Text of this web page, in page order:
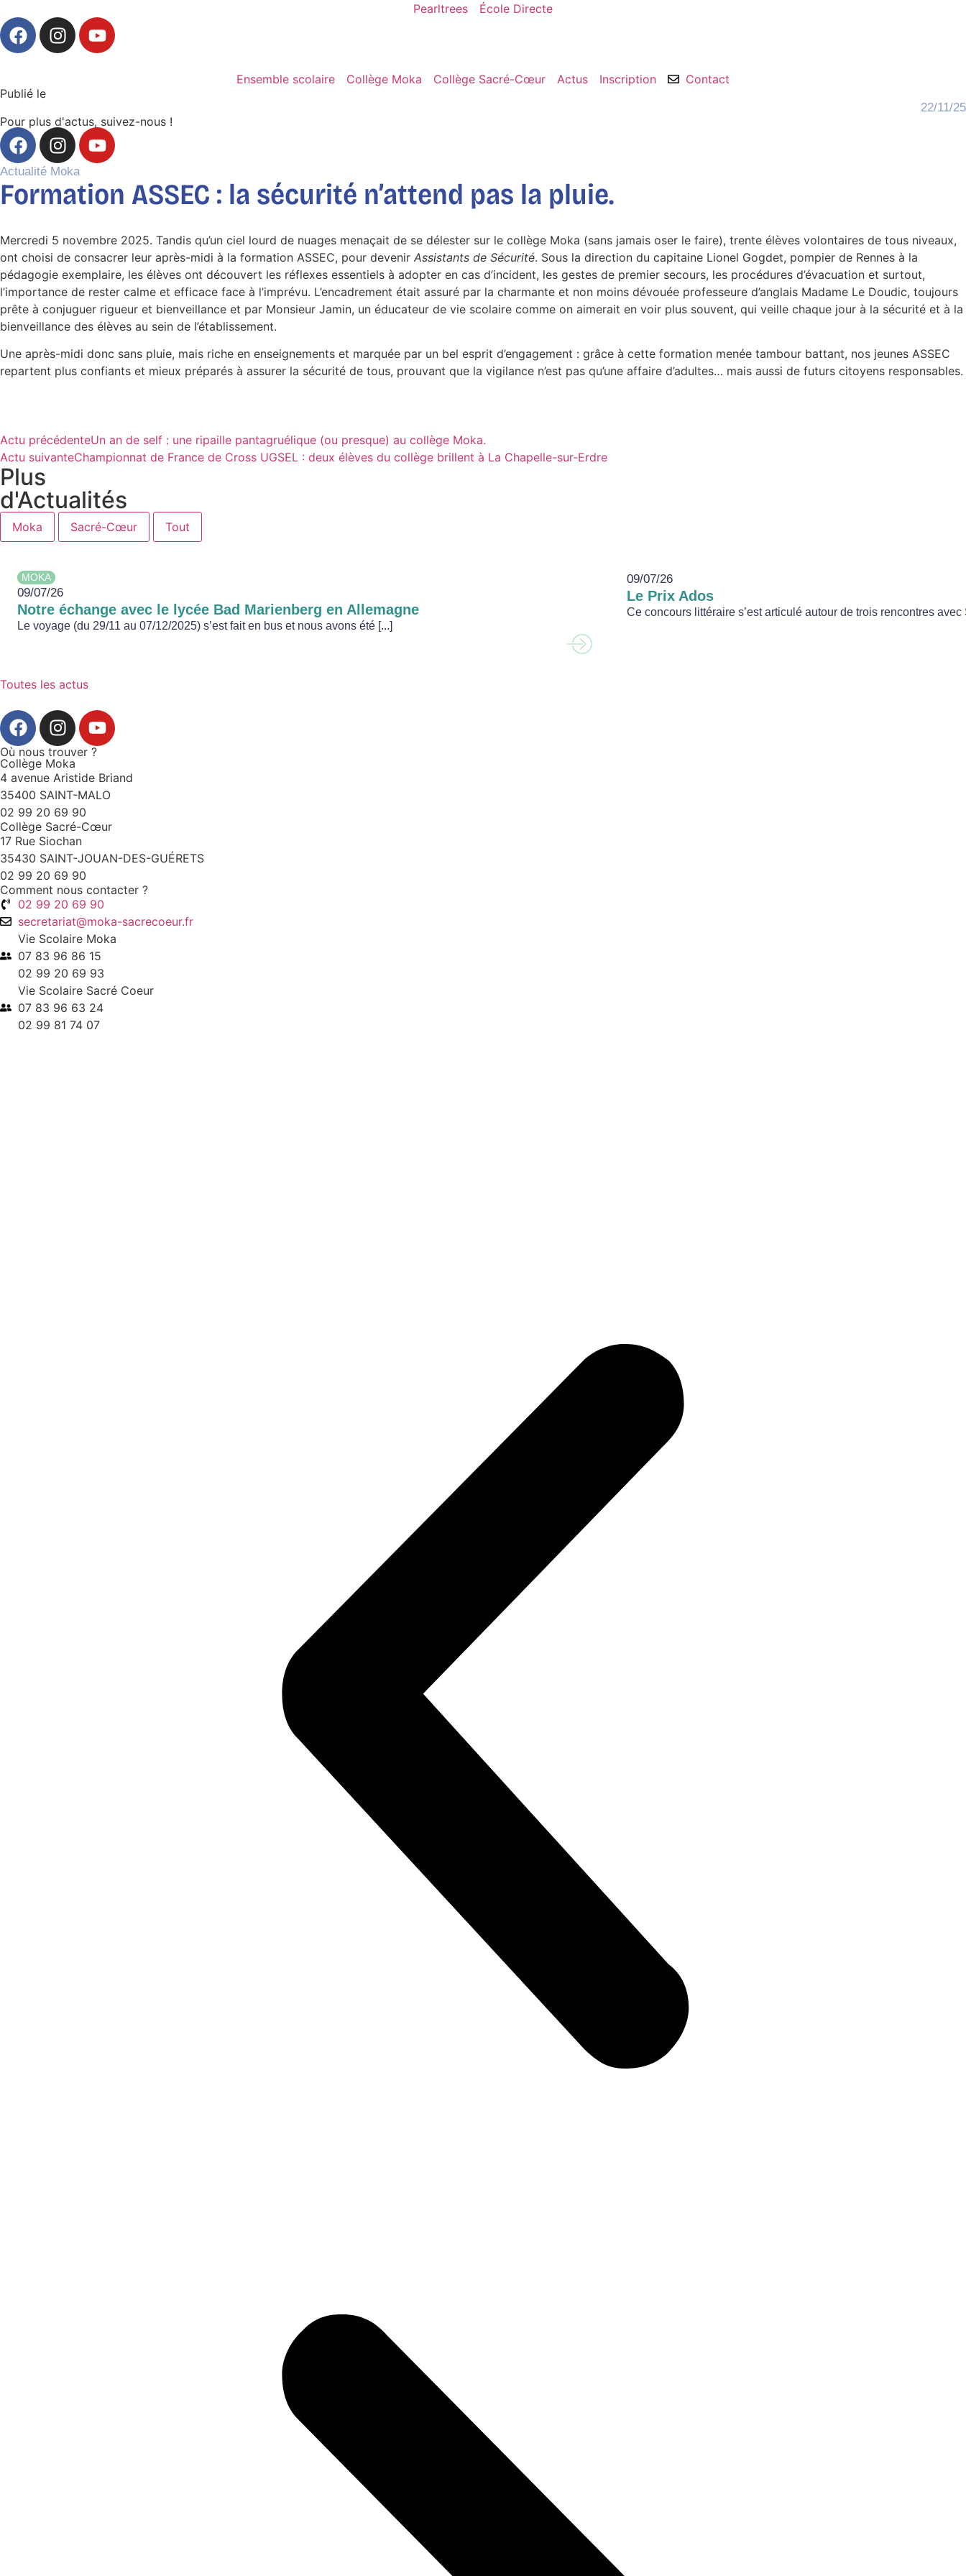
Pearltrees École Directe
Ensemble scolaire Collège Moka Collège Sacré-Cœur Actus Inscription
Contact
Publié le
22/11/25
Pour plus d'actus, suivez-nous !
Actualité Moka
Formation ASSEC : la sécurité n’attend pas la pluie.
Mercredi 5 novembre 2025. Tandis qu’un ciel lourd de nuages menaçait de se délester sur le collège Moka (sans jamais oser le faire), trente élèves volontaires de tous niveaux,
ont choisi de consacrer leur après-midi à la formation ASSEC, pour devenir Assistants de Sécurité. Sous la direction du capitaine Lionel Gogdet, pompier de Rennes à la
pédagogie exemplaire, les élèves ont découvert les réflexes essentiels à adopter en cas d’incident, les gestes de premier secours, les procédures d’évacuation et surtout,
l’importance de rester calme et efficace face à l’imprévu. L’encadrement était assuré par la charmante et non moins dévouée professeure d’anglais Madame Le Doudic, toujours
prête à conjuguer rigueur et bienveillance et par Monsieur Jamin, un éducateur de vie scolaire comme on aimerait en voir plus souvent, qui veille chaque jour à la sécurité et à la
bienveillance des élèves au sein de l’établissement.
Une après-midi donc sans pluie, mais riche en enseignements et marquée par un bel esprit d’engagement : grâce à cette formation menée tambour battant, nos jeunes ASSEC
repartent plus confiants et mieux préparés à assurer la sécurité de tous, prouvant que la vigilance n’est pas qu’une affaire d’adultes… mais aussi de futurs citoyens responsables.
Actu précédenteUn an de self : une ripaille pantagruélique (ou presque) au collège Moka.
Actu suivanteChampionnat de France de Cross UGSEL : deux élèves du collège brillent à La Chapelle-sur-Erdre
Plus
d'Actualités
Moka Sacré-Cœur Tout
MOKA
09/07/26
Notre échange avec le lycée Bad Marienberg en Allemagne
Le voyage (du 29/11 au 07/12/2025) s’est fait en bus et nous avons été [...]
09/07/26
Le Prix Ados
Ce concours littéraire s’est articulé autour de trois rencontres
Toutes les actus
Où nous trouver ?
Collège Moka
4 avenue Aristide Briand
35400 SAINT-MALO
02 99 20 69 90
Collège Sacré-Cœur
17 Rue Siochan
35430 SAINT-JOUAN-DES-GUÉRETS
02 99 20 69 90
Comment nous contacter ?
02 99 20 69 90
secretariat@moka-sacrecoeur.fr
Vie Scolaire Moka
07 83 96 86 15
02 99 20 69 93
Vie Scolaire Sacré Coeur
07 83 96 63 24
02 99 81 74 07